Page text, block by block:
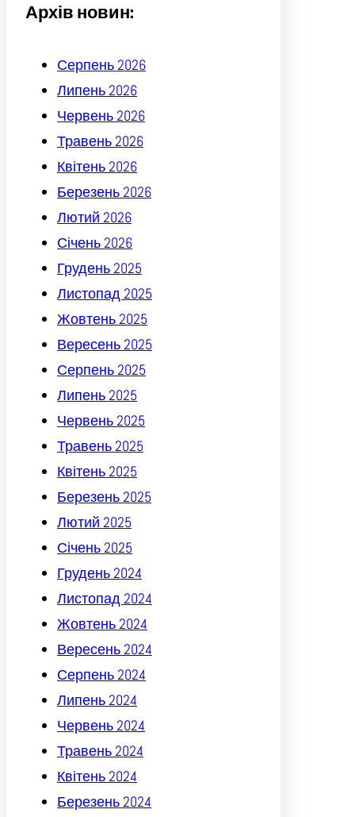
Архів новин:
Серпень 2026
Липень 2026
Червень 2026
Травень 2026
Квітень 2026
Березень 2026
Лютий 2026
Січень 2026
Грудень 2025
Листопад 2025
Жовтень 2025
Вересень 2025
Серпень 2025
Липень 2025
Червень 2025
Травень 2025
Квітень 2025
Березень 2025
Лютий 2025
Січень 2025
Грудень 2024
Листопад 2024
Жовтень 2024
Вересень 2024
Серпень 2024
Липень 2024
Червень 2024
Травень 2024
Квітень 2024
Березень 2024